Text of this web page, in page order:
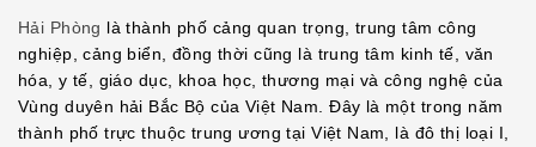
EMBED
Hải Phòng là thành phố cảng quan trọng, trung tâm công
nghiệp, cảng biển, đồng thời cũng là trung tâm kinh tế, văn
hóa, y tế, giáo dục, khoa học, thương mại và công nghệ của
Vùng duyên hải Bắc Bộ của Việt Nam. Đây là một trong năm
thành phố trực thuộc trung ương tại Việt Nam, là đô thị loại I,